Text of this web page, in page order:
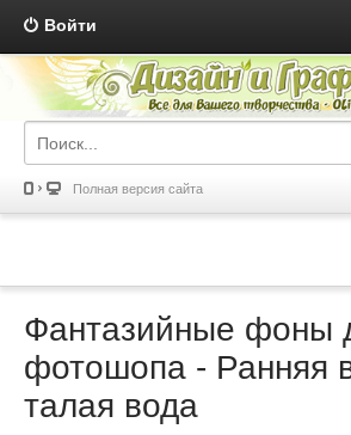
Войти
Полная версия сайта
Фантазийные фоны
фотошопа - Ранняя
талая вода